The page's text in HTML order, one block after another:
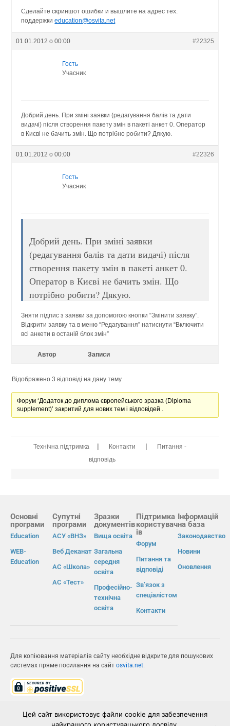
Сделайте скриншот ошибки и вышлите на адрес тех.
поддержкиeducation@osvita.net
01.01.2012 о 00:00 #22325
Гость
Учасник
Добрий день. При зміні заявки (редагування балів та дати
видачі) після створення пакету змін в пакеті анкет 0. Оператор
в Києві не бачить змін. Що потрібно робити? Дякую.
01.01.2012 о 00:00 #22326
Гость
Учасник
Добрий день. При зміні заявки
(редагування балів та дати видачі) після
створення пакету змін в пакеті анкет 0.
Оператор в Києві не бачить змін. Що
потрібно робити? Дякую.
Зняти підпис з заявки за допомогою кнопки “Змінити заявку”.
Відкрити заявку та в меню “Редагування” натиснути “Включити
всі анкети в останій блок змін”
Автор Записи
Відображено 3 відповіді на дану тему
Форум ‘Додаток до диплома європейського зразка (Diploma
supplement)’ закритий для нових тем і відповідей .
Технічна підтримка | Контакти |
Питання -
відповідь
Основні
програми
Education
WEB-
Education
Супутні
програми
АСУ «ВНЗ»
Веб Деканат
АС «Школа»
АС «Тест»
Зразки
документів
Вища освіта
Загальна
середня
освіта
Професійно-
технічна
освіта
Підтримка
користувач
ів
Форум
Питання та
відповіді
Зв’язок з
спеціалістом
Контакти
Інформацій
на база
Законодавство
Новини
Оновлення
Для копіювання матеріалів сайту необхідне відкрите для пошукових
системах пряме посилання на сайт osvita.net.
Цей сайт використовує файли cookie для забезпечення